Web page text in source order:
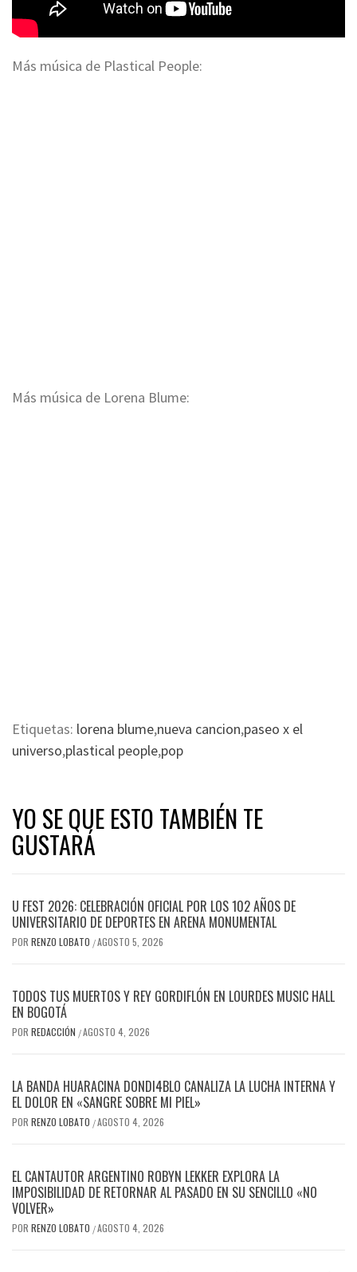
Más música de Plastical People:
Más música de Lorena Blume:
Etiquetas: lorena blume,nueva cancion,paseo x el
universo,plastical people,pop
YO SE QUE ESTO TAMBIÉN TE
GUSTARÁ
U FEST 2026: CELEBRACIÓN OFICIAL POR LOS 102 AÑOS DE
UNIVERSITARIO DE DEPORTES EN ARENA MONUMENTAL
POR RENZO LOBATO /AGOSTO 5, 2026
TODOS TUS MUERTOS Y REY GORDIFLÓN EN LOURDES MUSIC HALL
EN BOGOTÁ
POR REDACCIÓN /AGOSTO 4, 2026
LA BANDA HUARACINA DONDI4BLO CANALIZA LA LUCHA INTERNA Y
EL DOLOR EN «SANGRE SOBRE MI PIEL»
POR RENZO LOBATO /AGOSTO 4, 2026
EL CANTAUTOR ARGENTINO ROBYN LEKKER EXPLORA LA
IMPOSIBILIDAD DE RETORNAR AL PASADO EN SU SENCILLO «NO
VOLVER»
POR RENZO LOBATO /AGOSTO 4, 2026